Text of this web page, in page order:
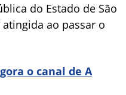
do Estado de São
atingida ao passar o
o canal de A